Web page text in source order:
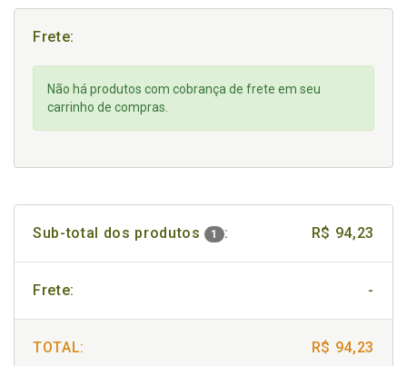
Frete:
Não há produtos com cobrança de frete em seu
carrinho de compras.
Sub-total dos produtos 1 : R$ 94,23
Frete: -
TOTAL: R$ 94,23